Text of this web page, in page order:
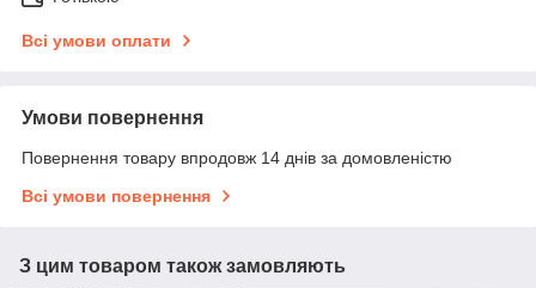
Всі умови оплати
Умови повернення
Повернення товару впродовж 14 днів за домовленістю
Всі умови повернення
З цим товаром також замовляють